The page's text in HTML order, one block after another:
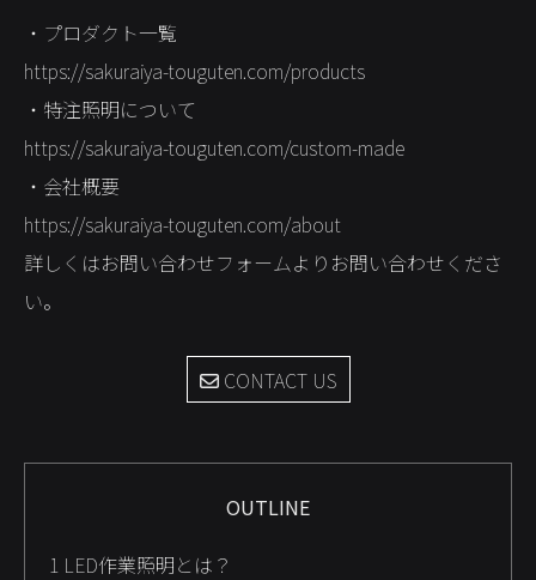
・プロダクト一覧
https://sakuraiya-touguten.com/products
・特注照明について
https://sakuraiya-touguten.com/custom-made
・会社概要
https://sakuraiya-touguten.com/about
詳しくはお問い合わせフォームよりお問い合わせくださ
い。
CONTACT US
OUTLINE
1 LED作業照明とは？